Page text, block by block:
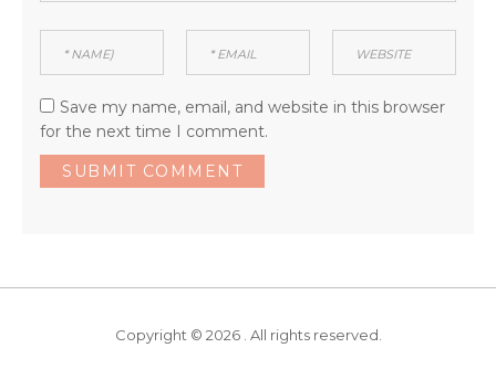
Save my name, email, and website in this browser
for the next time I comment.
Copyright © 2026 . All rights reserved.